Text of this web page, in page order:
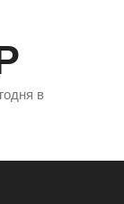
в